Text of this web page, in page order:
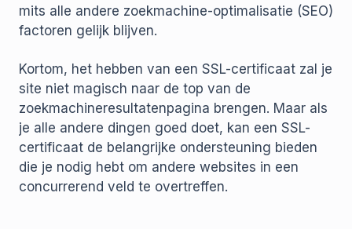
mits alle andere zoekmachine-optimalisatie (SEO)
factoren gelijk blijven.
Kortom, het hebben van een SSL-certificaat zal je
site niet magisch naar de top van de
zoekmachineresultatenpagina brengen. Maar als
je alle andere dingen goed doet, kan een SSL-
certificaat de belangrijke ondersteuning bieden
die je nodig hebt om andere websites in een
concurrerend veld te overtreffen.